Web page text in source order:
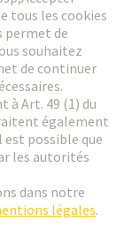
toute
facteurs de